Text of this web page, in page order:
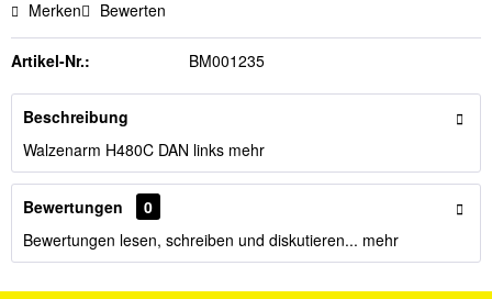
Merken Bewerten
Artikel-Nr.: BM001235
Beschreibung
Walzenarm H480C DAN links mehr
Bewertungen
0
Bewertungen lesen, schreiben und diskutieren... mehr